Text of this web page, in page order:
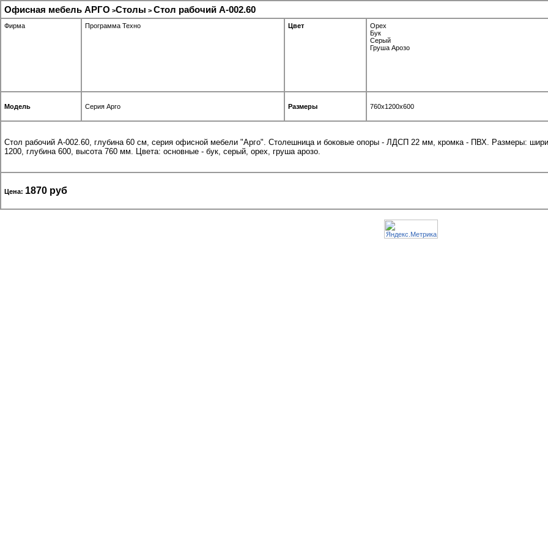
Офисная мебель АРГО >Столы > Стол рабочий А-002.60
Фирма Программа Техно Цвет
Орех
Бук
Серый
Груша Арозо
Модель Серия Арго Размеры 760x1200x600
Стол рабочий А-002.60, глубина 60 см, серия офисной мебели "Арго". Столешница и боковые опоры - ЛДСП 22 мм, кромка - ПВХ. Размеры:
1200, глубина 600, высота 760 мм. Цвета: основные - бук, серый, орех, груша арозо.
Цена: 1870 руб